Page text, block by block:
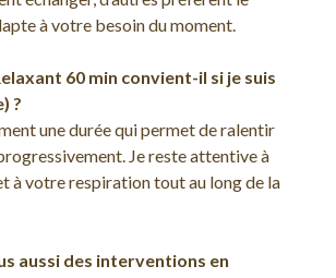
à votre besoin du moment.
60 min convient-il si je suis
?
une durée qui permet de ralentir
Je reste attentive à
à votre respiration tout au long de la
aussi des interventions en